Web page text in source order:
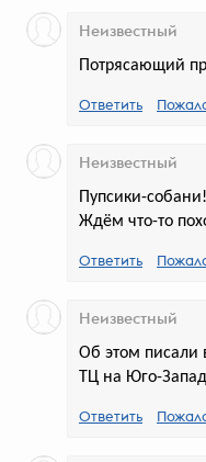
Потрясающий
Неизвестный
Ответить
Пупсики-
Ждём что-то
Неизвестный
Ответить
Об этом писали
ТЦ на Юго-
Неизвестный
Ответить
«Пятница!»
голосов:204